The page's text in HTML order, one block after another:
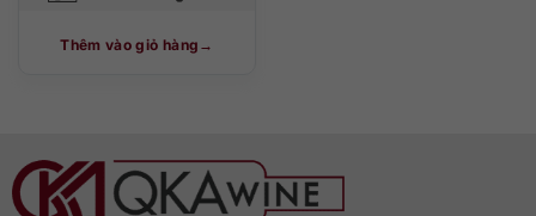
Thêm vào giỏ hàng